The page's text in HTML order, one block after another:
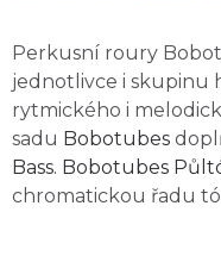
Perkusní roury
jednotlivce i skupinu
rytmického i
sadu Bobotubes
Bass. Bobotubes
chromatickou řadu